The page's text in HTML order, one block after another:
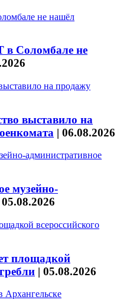
в Соломбале не
выставило на
| 06.08.2026
музейно-
05.08.2026
площадкой
| 05.08.2026